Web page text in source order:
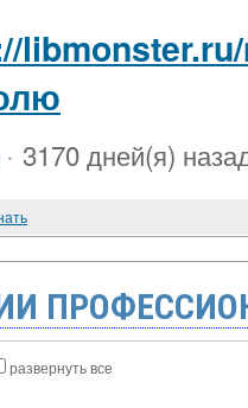
· 3170 дней(я)
развернуть все